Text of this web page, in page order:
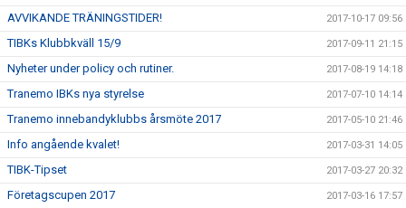
AVVIKANDE TRÄNINGSTIDER! 2017-10-17 09:56
TIBKs Klubbkväll 15/9 2017-09-11 21:15
Nyheter under policy och rutiner. 2017-08-19 14:18
Tranemo IBKs nya styrelse 2017-07-10 14:14
Tranemo innebandyklubbs årsmöte 2017 2017-05-10 21:46
Info angående kvalet! 2017-03-31 14:05
TIBK-Tipset 2017-03-27 20:32
Företagscupen 2017 2017-03-16 17:57